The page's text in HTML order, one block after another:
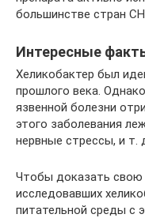
большинстве стран
Интересные
Хеликобактер был
прошлого века.
язвенной болезни
этого заболевания
нервные стрессы, и т.
Чтобы доказать свою
исследовавших
питательной среды с